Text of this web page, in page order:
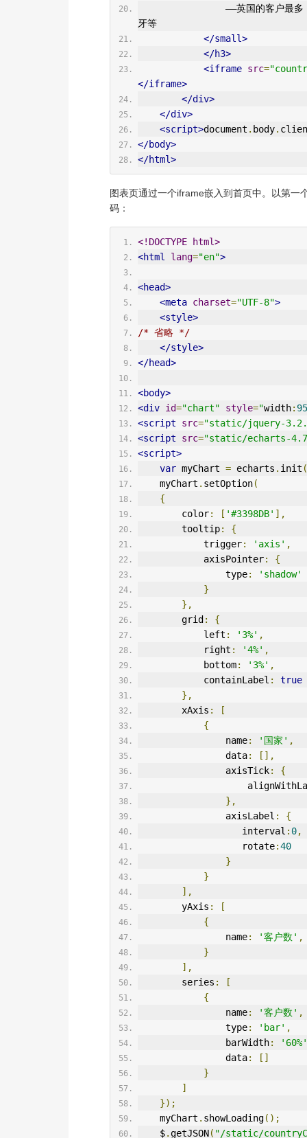
牙等
</small>
</h3>
<iframe src=
</iframe>
</div>
</div>
<script>document . body.
</body>
</html>
图表页通过一个iframe嵌入到首页中。以第一
码：
<!DOCTYPE html>
<html
lang="en">
<head>
<meta charset="UTF-8">
<style>
/* 省略 */
</style>
</head>
<body>
<div id="chart" style="width: 95
<script
src="static/jquery-
<script
src="static/echarts-
<script>
var myChart = echarts . init (
    myChart
. setOption(
{
        color
: [ '#3398DB' ],
        tooltip
:
{
            trigger
: 'axis' ,
            axisPointer
:
{
                type
:
'shadow'
}
},
        grid
:
{
            left
: '3%' ,
            right
: '4%' ,
            bottom
: '3%' ,
            containLabel
:
true
},
        xAxis
:
[
{
                name
: '国家' ,
                data
:
[],
                axisTick
:
{
},
                axisLabel
:
{
                   interval
: 0,
                   rotate
:40
}
}
],
        yAxis
:
[
{
                name
: '客户数' ,
}
],
        series
:
[
{
                name
: '客户数' ,
                type
: 'bar' ,
                barWidth
:
'60%'
                data
:
[]
}
]
});
    myChart
. showLoading();
    $
.getJSON( "/static/